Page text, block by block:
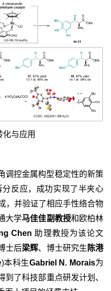
化与应用
调控金属构型稳定性的新策
反应，成功实现了半夹心
，并验证了相应手性络合物
大学马佳佳副教授和欧柏林
Chen 助理教授为该论文
士后梁辉、博士研究生 陈港
本科生Gabriel N. Morais为
了科技部重点研发计划、